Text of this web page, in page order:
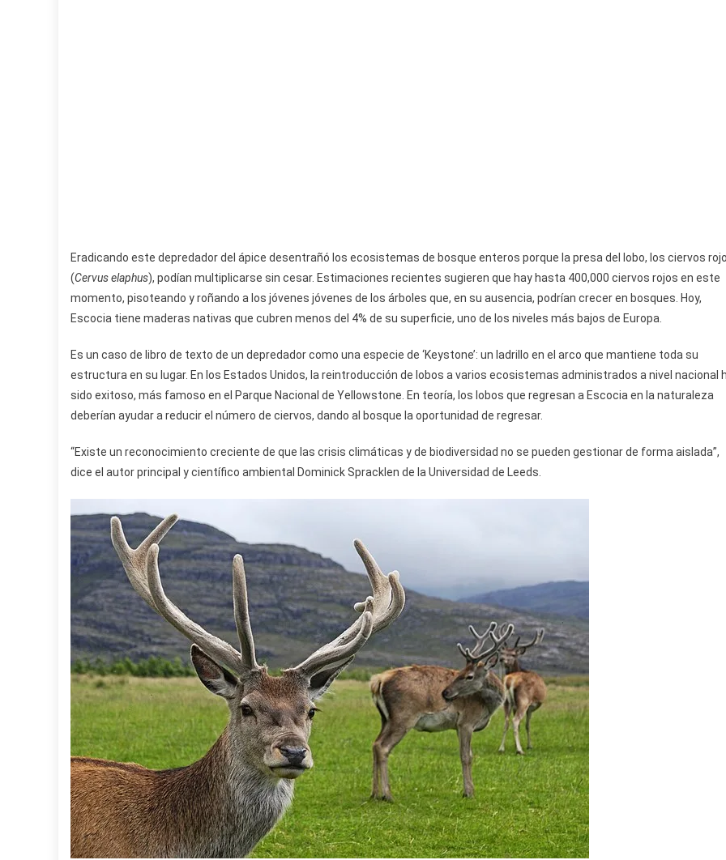
Eradicando este depredador del ápice desentrañó los ecosistemas de bosque enteros porque la presa del lobo, los ciervos
(Cervus elaphus), podían multiplicarse sin cesar. Estimaciones recientes sugieren que hay hasta 400,000 ciervos rojos en este
momento, pisoteando y roñando a los jóvenes jóvenes de los árboles que, en su ausencia, podrían crecer en bosques. Hoy,
Escocia tiene maderas nativas que cubren menos del 4% de su superficie, uno de los niveles más bajos de Europa.
Es un caso de libro de texto de un depredador como una especie de ‘Keystone’: un ladrillo en el arco que mantiene toda su
estructura en su lugar. En los Estados Unidos, la reintroducción de lobos a varios ecosistemas administrados a nivel nacional
sido exitoso, más famoso en el Parque Nacional de Yellowstone. En teoría, los lobos que regresan a Escocia en la naturaleza
deberían ayudar a reducir el número de ciervos, dando al bosque la oportunidad de regresar.
“Existe un reconocimiento creciente de que las crisis climáticas y de biodiversidad no se pueden gestionar de forma aislada”,
dice el autor principal y científico ambiental Dominick Spracklen de la Universidad de Leeds.